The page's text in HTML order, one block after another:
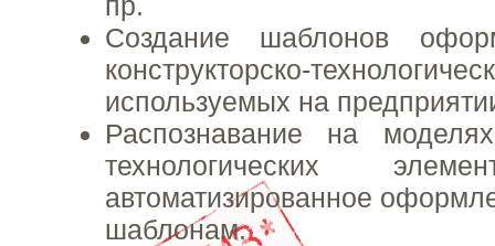
Cоздание шаблонов
конструкторско-
используемых на
Распознавание на моделях
технологических
автоматизированное
шаблонам.